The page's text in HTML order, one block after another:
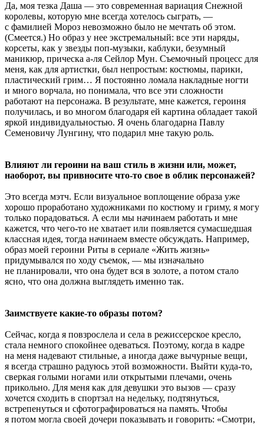
Да, моя тезка Даша — это современная вариация Снежной
королевы, которую мне всегда хотелось сыграть, —
с фамилией Мороз невозможно было не мечтать об этом.
(Смеется.) Но образ у нее экстремальный: все эти наряды,
корсеты, как у звезды поп-музыки, каблуки, безумный
маникюр, прическа а-ля Сейлор Мун. Съемочный процесс для
меня, как для артистки, был непростым: костюмы, парики,
пластический грим… Я постоянно ломала накладные ногти
и много ворчала, но понимала, что все эти сложности
работают на персонажа. В результате, мне кажется, героиня
получилась, и во многом благодаря ей картина обладает такой
яркой индивидуальностью. Я очень благодарна Павлу
Семеновичу Лунгину, что подарил мне такую роль.
Влияют ли героини на ваш стиль в жизни или, может,
наоборот, вы привносите что-то свое в облик персонажей?
Это всегда мэтч. Если визуальное воплощение образа уже
хорошо проработано художниками по костюму и гриму, я могу
только порадоваться. А если мы начинаем работать и мне
кажется, что чего-то не хватает или появляется сумасшедшая
классная идея, тогда начинаем вместе обсуждать. Например,
образ моей героини Риты в сериале «Жить жизнь»
придумывался по ходу съемок, — мы изначально
не планировали, что она будет вся в золоте, а потом стало
ясно, что она должна выглядеть именно так.
Заимствуете какие-то образы потом?
Сейчас, когда я повзрослела и села в режиссерское кресло,
стала немного спокойнее одеваться. Поэтому, когда в кадре
на меня надевают стильные, а иногда даже вычурные вещи,
я всегда страшно радуюсь этой возможности. Выйти куда-то,
сверкая голыми ногами или открытыми плечами, очень
прикольно. Для меня как для девушки это вызов — сразу
хочется сходить в спортзал на недельку, подтянуться,
встрепенуться и сфотографироваться на память. Чтобы
я потом могла своей дочери показывать и говорить: «Смотри,